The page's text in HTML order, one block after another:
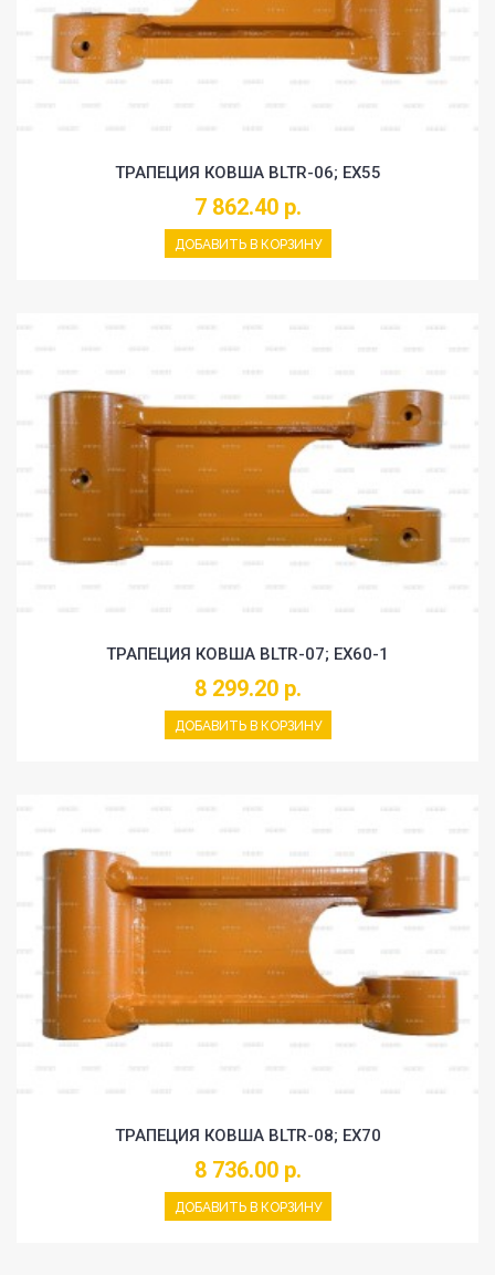
ТРАПЕЦИЯ КОВША BLTR-06; EX55
7 862.40 р.
ДОБАВИТЬ В КОРЗИНУ
ТРАПЕЦИЯ КОВША BLTR-07; EX60-1
8 299.20 р.
ДОБАВИТЬ В КОРЗИНУ
ТРАПЕЦИЯ КОВША BLTR-08; EX70
8 736.00 р.
ДОБАВИТЬ В КОРЗИНУ